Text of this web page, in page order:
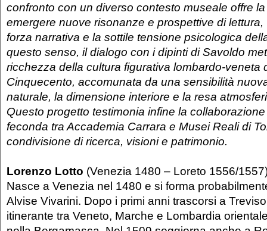
confronto con un diverso contesto museale offre
emergere nuove risonanze e prospettive di
forza narrativa e la sottile tensione psicologica
questo senso, il dialogo con i dipinti di Savoldo
ricchezza della cultura figurativa lombardo-veneta
Cinquecento, accomunata da una sensibilità
naturale, la dimensione interiore e la resa
Questo progetto testimonia infine la
feconda tra Accademia Carrara e Musei Reali di
condivisione di ricerca, visioni e patrimonio.
Lorenzo Lotto (Venezia 1480 – Loreto 1556/
Nasce a Venezia nel 1480 e si forma
Alvise Vivarini. Dopo i primi anni trascorsi a
itinerante tra Veneto, Marche e Lombardia